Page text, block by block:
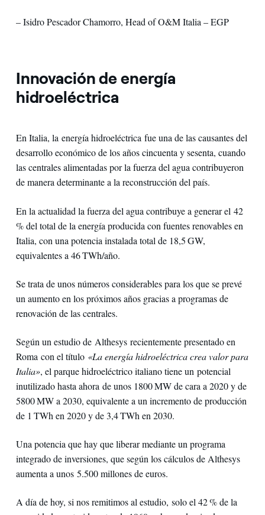
– Isidro Pescador Chamorro, Head of O&M Italia – EGP
Innovación de energía
hidroeléctrica
En Italia, la energía hidroeléctrica fue una de las causantes del
desarrollo económico de los años cincuenta y sesenta, cuando
las centrales alimentadas por la fuerza del agua contribuyeron
de manera determinante a la reconstrucción del país.
En la actualidad la fuerza del agua contribuye a generar el 42
% del total de la energía producida con fuentes renovables en
Italia, con una potencia instalada total de 18,5 GW,
equivalentes a 46 TWh/año.
Se trata de unos números considerables para los que se prevé
un aumento en los próximos años gracias a programas de
renovación de las centrales.
Según un estudio de Althesys recientemente presentado en
Roma con el título«La energía hidroeléctrica crea valor para
Italia», el parque hidroeléctrico italiano tiene un potencial
inutilizado hasta ahora de unos 1800 MW de cara a 2020 y de
5800 MW a 2030, equivalente a un incremento de producción
de 1 TWh en 2020 y de 3,4 TWh en 2030.
Una potencia que hay que liberar mediante un programa
integrado de inversiones, que según los cálculos de Althesys
aumenta a unos 5.500 millones de euros.
A día de hoy, si nos remitimos al estudio, solo el 42 % de la